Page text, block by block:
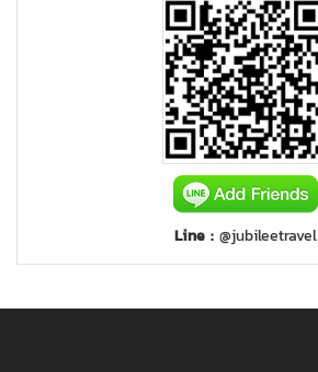
Line : @jubileetravel